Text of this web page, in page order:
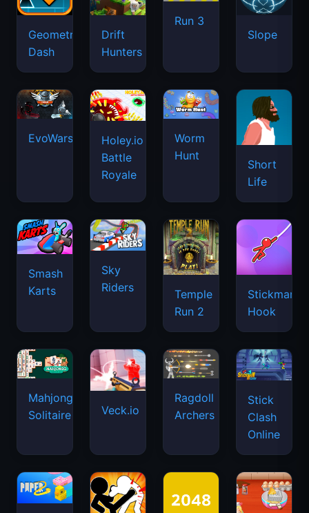
Geometry
Dash
Drift
Hunters
Run 3
Slope
EvoWars.io
Holey.io
Battle
Royale
Worm
Hunt
Short
Life
Smash
Karts
Sky
Riders
Temple
Run 2
Stickman
Hook
Mahjongg
Solitaire
Veck.io
Ragdoll
Archers
Stick
Clash
Online